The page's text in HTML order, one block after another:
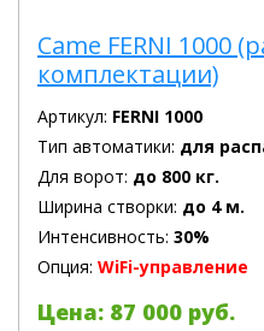
Came FERNI 1000
комплектации)
Артикул: FERNI 1000
Тип автоматики: для
Для ворот: до 800 кг.
Ширина створки: до 4 м.
Интенсивность: 30%
Опция: WiFi-управление
Цена: 87 000 руб.